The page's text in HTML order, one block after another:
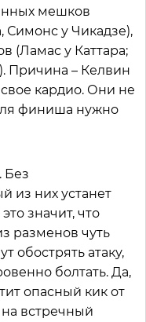
мешков
Симонс у Чикадзе),
(Ламас у Каттара;
Причина – Келвин
кардио. Они не
финиша нужно
Без
из них устанет
значит, что
разменов чуть
обострять атаку,
болтать. Да,
опасный кик от
встречный